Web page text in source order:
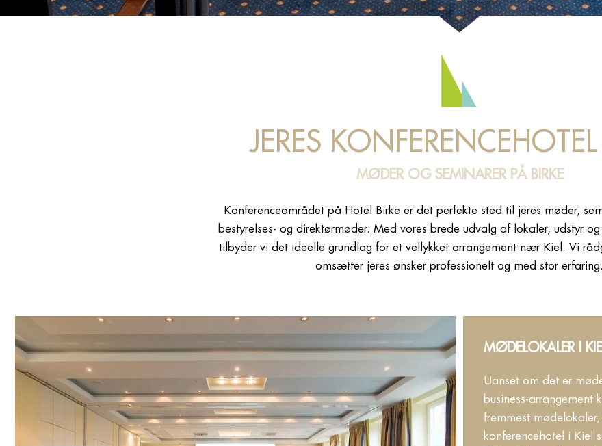
JERES
MØDER OG SEMINARER PÅ BIRKE
Konferenceområdet på Hotel Birke er det perfekte sted til jeres møder,
bestyrelses- og direktørmøder. Med vores brede udvalg af lokaler, udstyr
tilbyder vi det ideelle grundlag for et vellykket arrangement nær Kiel. Vi
omsætter jeres ønsker professionelt og med stor erfaring.
MØDELOKALER I
Uanset om det er
business-
fremmest
konferencehotel i Kiel